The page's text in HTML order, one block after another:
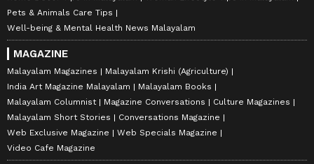
Pets & Animals Care Tips
Well-being & Mental Health News Malayalam
MAGAZINE
Malayalam Magazines
Malayalam Krishi (Agriculture)
India Art Magazine Malayalam
Malayalam Books
Malayalam Columnist
Magazine Conversations
Culture Magazines
Malayalam Short Stories
Conversations Magazine
Web Exclusive Magazine
Web Specials Magazine
Video Cafe Magazine